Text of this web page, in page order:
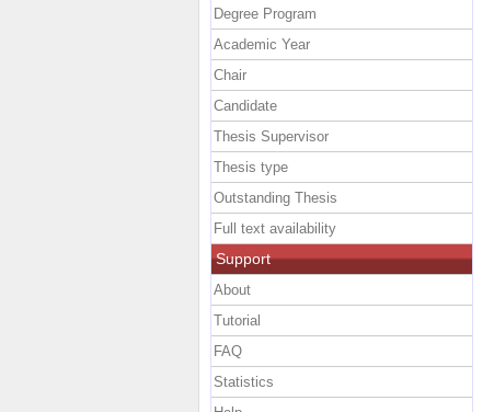
Degree Program
Academic Year
Chair
Candidate
Thesis Supervisor
Thesis type
Outstanding Thesis
Full text availability
Support
About
Tutorial
FAQ
Statistics